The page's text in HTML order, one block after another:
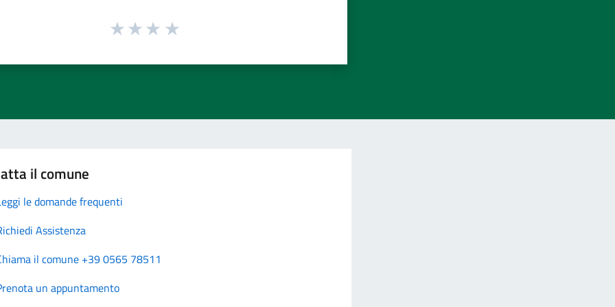
il comune
le domande frequenti
Assistenza
il comune +39 0565 78511
un appuntamento